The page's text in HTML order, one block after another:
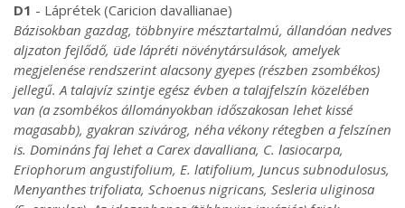
D1 - Láprétek (Caricion davallianae)
Bázisokban gazdag, többnyire mésztartalmú, állandóan nedves
aljzaton fejlődő, üde lápréti növénytársulások, amelyek
megjelenése rendszerint alacsony gyepes (részben zsombékos)
jellegű. A talajvíz szintje egész évben a talajfelszín közelében
van (a zsombékos állományokban időszakosan lehet kissé
magasabb), gyakran szivárog, néha vékony rétegben a felszínen
is. Domináns faj lehet a Carex davalliana, C. lasiocarpa,
Eriophorum angustifolium, E. latifolium, Juncus subnodulosus,
Menyanthes trifoliata, Schoenus nigricans, Sesleria uliginosa